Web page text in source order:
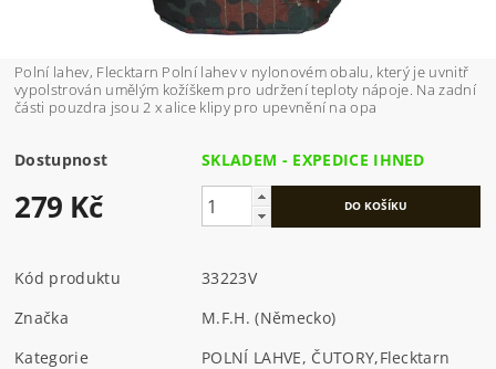
Polní lahev, Flecktarn Polní lahev v nylonovém obalu, který je uvnitř
vypolstrován umělým kožíškem pro udržení teploty nápoje. Na zadní
části pouzdra jsou 2 x alice klipy pro upevnění na opa
Dostupnost SKLADEM - EXPEDICE IHNED
279 Kč
Kód produktu
33223V
Značka
M.F.H. (Německo)
Kategorie
POLNÍ LAHVE, ČUTORY,Flecktarn